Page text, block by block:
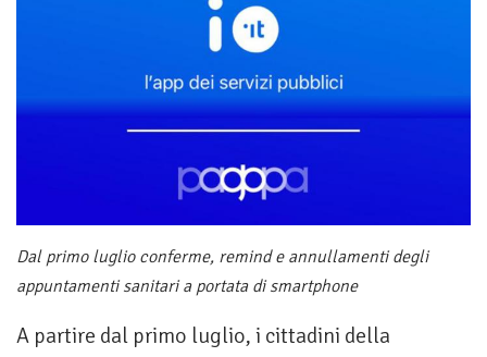
Dal primo luglio conferme, remind e annullamenti degli
appuntamenti sanitari a portata di smartphone
A partire dal primo luglio, i cittadini della